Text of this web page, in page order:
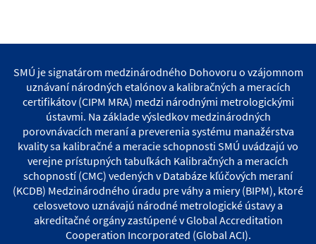
SMÚ je signatárom medzinárodného Dohovoru o vzájomnom
uznávaní národných etalónov a kalibračných a meracích
certifikátov (CIPM MRA) medzi národnými metrologickými
ústavmi. Na základe výsledkov medzinárodných
porovnávacích meraní a preverenia systému manažérstva
kvality sa kalibračné a meracie schopnosti SMÚ uvádzajú vo
verejne prístupných tabuľkách Kalibračných a meracích
schopností (CMC) vedených v Databáze kľúčových meraní
(KCDB) Medzinárodného úradu pre váhy a miery (BIPM), ktoré
celosvetovo uznávajú národné metrologické ústavy a
akreditačné orgány zastúpené v Global Accreditation
Cooperation Incorporated (Global ACI).